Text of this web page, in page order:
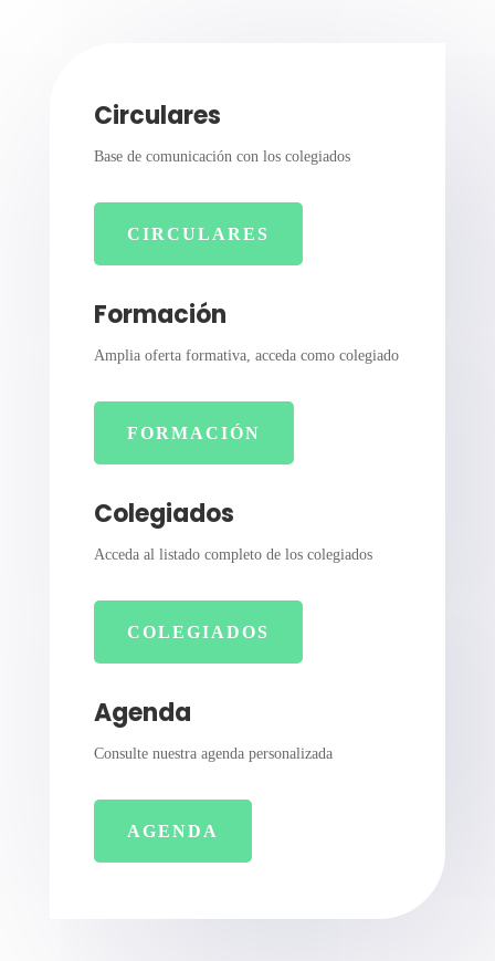
Circulares
Base de comunicación con los colegiados
CIRCULARES
Formación
Amplia oferta formativa, acceda como colegiado
FORMACIÓN
Colegiados
Acceda al listado completo de los colegiados
COLEGIADOS
Agenda
Consulte nuestra agenda personalizada
AGENDA